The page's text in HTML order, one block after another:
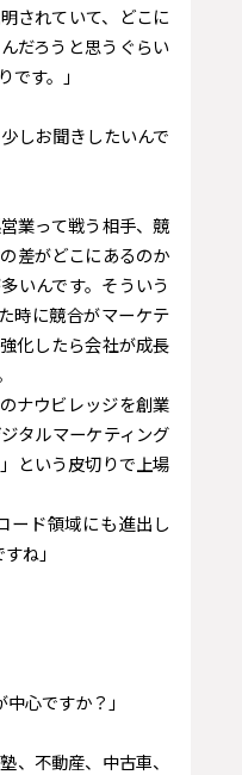
されていて、どこに
だろうと思うぐらい
す。」
しお聞きしたいんで
業って戦う相手、競
差がどこにあるのか
いんです。そういう
時に競合がマーケテ
化したら会社が成長
ナウビレッジを創業
タルマーケティング
という皮切りで上場
ード領域にも進出し
ね」
心ですか？」
、不動産、中古車、